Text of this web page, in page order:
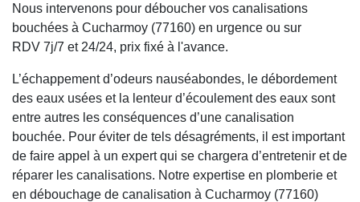
Nous intervenons pour déboucher vos canalisations
bouchées à Cucharmoy (77160) en urgence ou sur
RDV 7j/7 et 24/24, prix fixé à l'avance.
L’échappement d’odeurs nauséabondes, le débordement
des eaux usées et la lenteur d’écoulement des eaux sont
entre autres les conséquences d’une canalisation
bouchée. Pour éviter de tels désagréments, il est important
de faire appel à un expert qui se chargera d’entretenir et de
réparer les canalisations. Notre expertise en plomberie et
en débouchage de canalisation à Cucharmoy (77160)